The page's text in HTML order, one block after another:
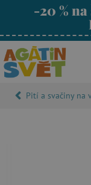
-20 %
Pití a svačiny na